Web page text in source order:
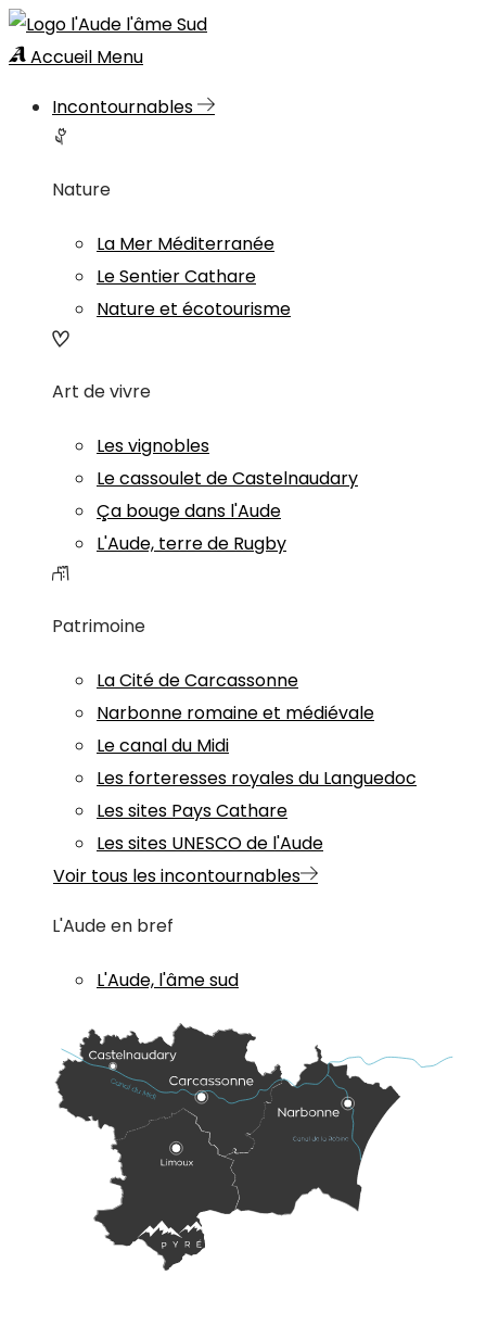
Accueil Menu
Incontournables
Nature
La Mer Méditerranée
Le Sentier Cathare
Nature et écotourisme
Art de vivre
Les vignobles
Le cassoulet de Castelnaudary
Ça bouge dans l'Aude
L'Aude, terre de Rugby
Patrimoine
La Cité de Carcassonne
Narbonne romaine et médiévale
Le canal du Midi
Les forteresses royales du Languedoc
Les sites Pays Cathare
Les sites UNESCO de l'Aude
Voir tous les incontournables
L'Aude en bref
L'Aude, l'âme sud